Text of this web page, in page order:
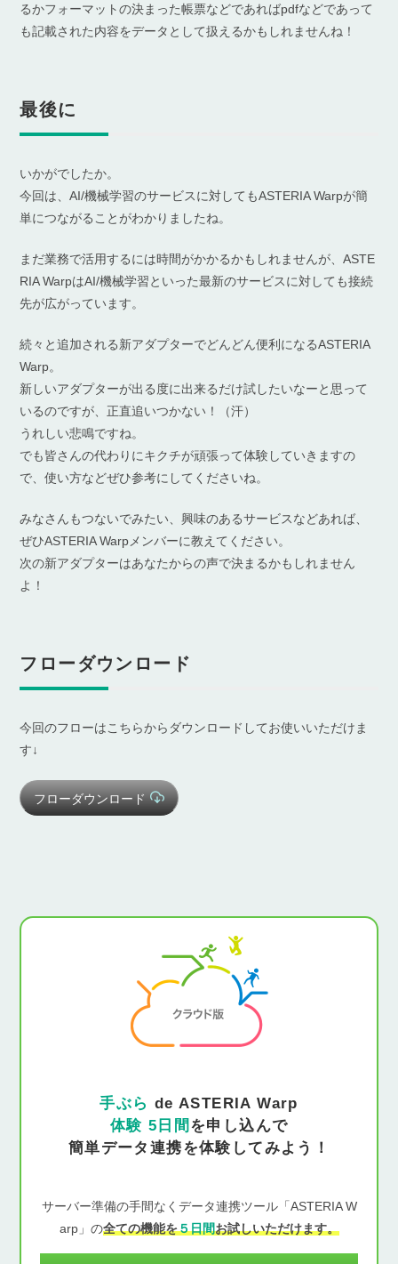
るかフォーマットの決まった帳票などであればpdfなどであって
も記載された内容をデータとして扱えるかもしれませんね！
最後に
いかがでしたか。
今回は、AI/機械学習のサービスに対してもASTERIA Warpが簡
単につながることがわかりましたね。
まだ業務で活用するには時間がかかるかもしれませんが、ASTE
RIA WarpはAI/機械学習といった最新のサービスに対しても接続
先が広がっています。
続々と追加される新アダプターでどんどん便利になるASTERIA
Warp。
新しいアダプターが出る度に出来るだけ試したいなーと思って
いるのですが、正直追いつかない！（汗）
うれしい悲鳴ですね。
でも皆さんの代わりにキクチが頑張って体験していきますの
で、使い方などぜひ参考にしてくださいね。
みなさんもつないでみたい、興味のあるサービスなどあれば、
ぜひASTERIA Warpメンバーに教えてください。
次の新アダプターはあなたからの声で決まるかもしれません
よ！
フローダウンロード
今回のフローはこちらからダウンロードしてお使いいただけま
す↓
フローダウンロード
手ぶら de ASTERIA Warp
体験 5日間 を申し込んで
簡単データ連携を体験してみよう！
サーバー準備の手間なくデータ連携ツール「ASTERIA W
arp」の全ての機能を５日間お試しいただけます。